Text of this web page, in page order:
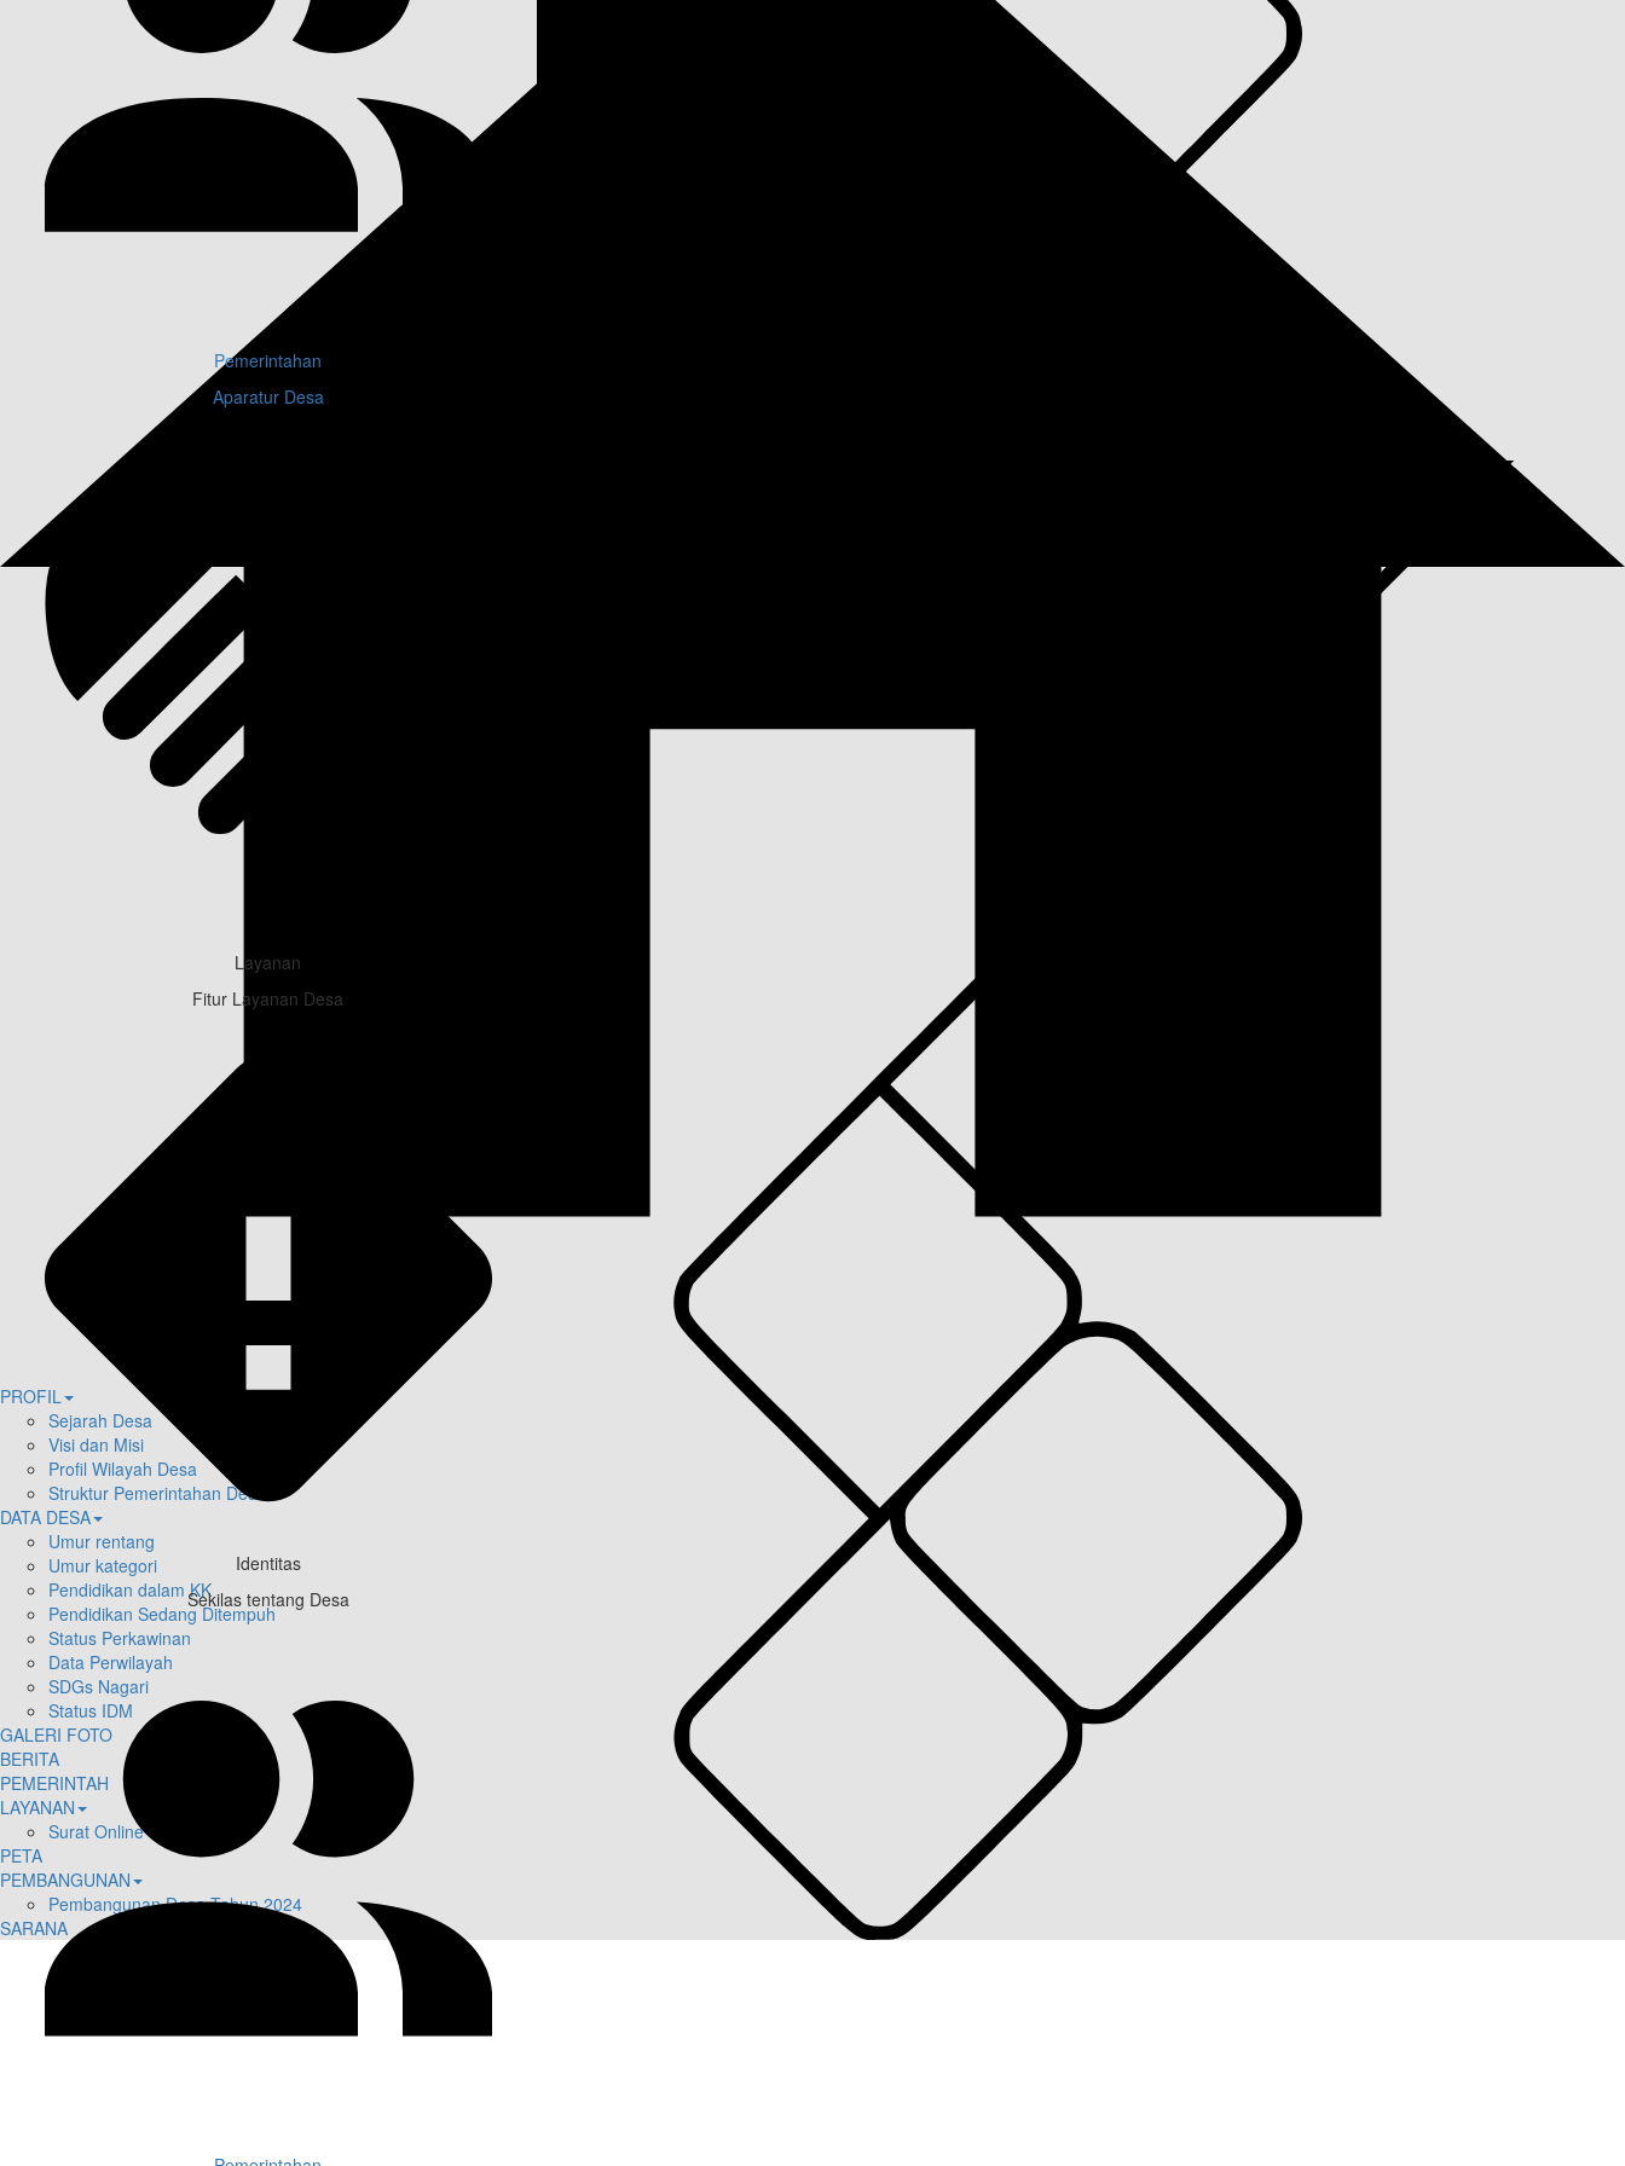
PROFIL
Sejarah Desa
Visi dan Misi
Profil Wilayah Desa
Struktur Pemerintahan Desa
DATA DESA
Umur rentang
Umur kategori
Pendidikan dalam KK
Pendidikan Sedang Ditempuh
Status Perkawinan
Data Perwilayah
SDGs Nagari
Status IDM
GALERI FOTO
BERITA
PEMERINTAH
LAYANAN
Surat Online
PETA
PEMBANGUNAN
Pembangunan Desa Tahun 2024
SARANA
Pemerintahan
Aparatur Desa
Layanan
Fitur Layanan Desa
Identitas
Sekilas tentang Desa
Kode Desa :
7202042010
www.dulumai.desa.id
Untuk Aktivasi TemaPusako
Silahkan Hubungi OpenDesa